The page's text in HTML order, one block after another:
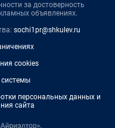
за достоверность
объявлениях.
sochi1pr@shkulev.ru
cookies
персональных данных и
сайта